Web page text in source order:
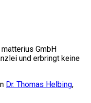
GmbH
und erbringt keine
Dr. Thomas Helbing,